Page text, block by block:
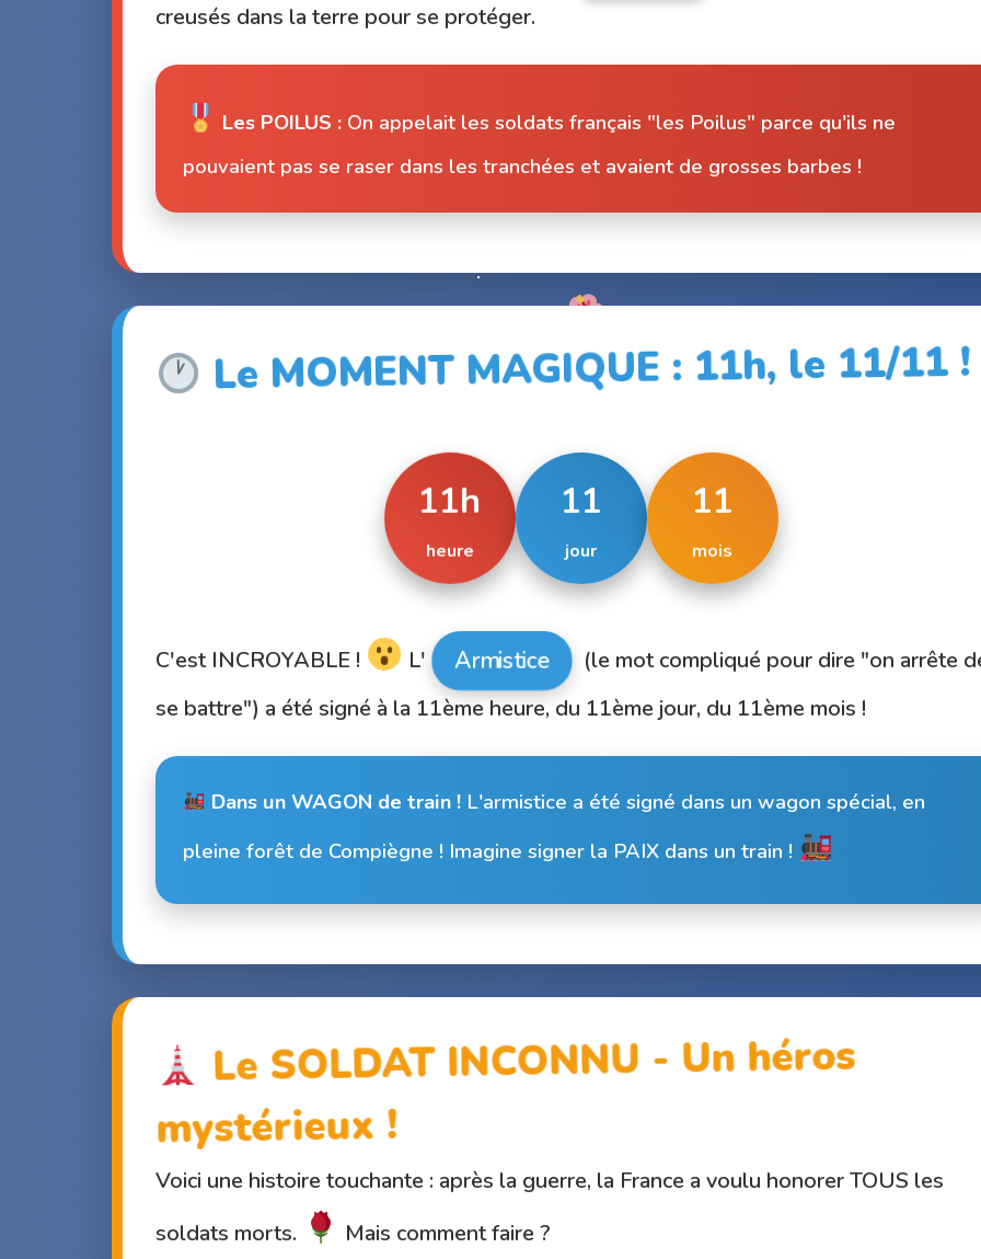
creusés dans la terre pour se protéger.
Les POILUS : On appelait les soldats français "les Poilus" parce qu'ils ne
pouvaient pas se raser dans les tranchées et avaient de grosses barbes !
Le MOMENT MAGIQUE : 11h, le 11/11 !
11h
heure
11
jour
11
mois
C'est INCROYABLE ! L' Armistice
(le mot compliqué pour dire "on arrête
se battre") a été signé à la 11ème heure, du 11ème jour, du 11ème mois !
Dans un WAGON de train !L'armistice a été signé dans un wagon spécial, en
pleine forêt de Compiègne ! Imagine signer la PAIX dans un train !
Le SOLDAT INCONNU - Un héros
mystérieux !
Voici une histoire touchante : après la guerre, la France a voulu honorer TOUS les
soldats morts.
Mais comment faire ?